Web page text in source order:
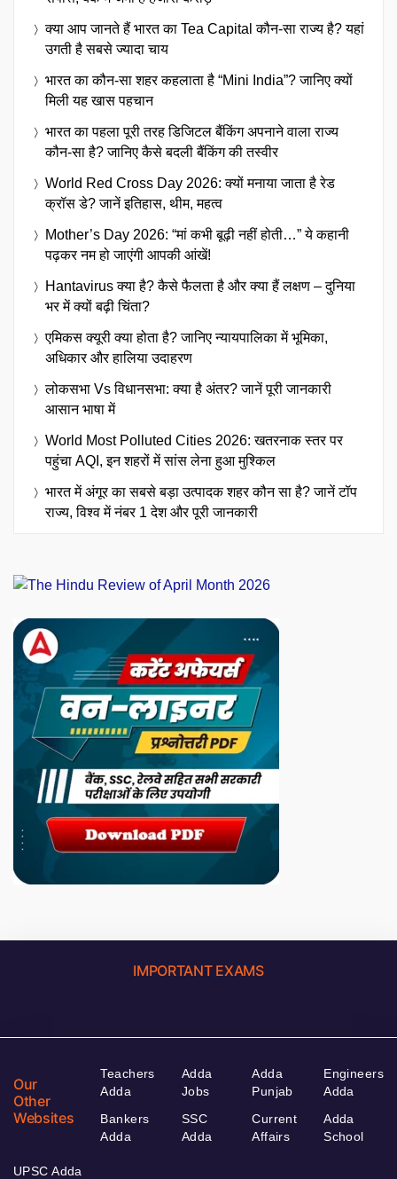
क्या आप जानते हैं भारत का Tea Capital कौन-सा राज्य है? यहां
उगती है सबसे ज्यादा चाय
भारत का कौन-सा शहर कहलाता है “Mini India”? जानिए क्यों
मिली यह खास पहचान
भारत का पहला पूरी तरह डिजिटल बैंकिंग अपनाने वाला राज्य
कौन-सा है? जानिए कैसे बदली बैंकिंग की तस्वीर
World Red Cross Day 2026: क्यों मनाया जाता है रेड
क्रॉस डे? जानें इतिहास, थीम, महत्व
Mother’s Day 2026: “मां कभी बूढ़ी नहीं होती…” ये कहानी
पढ़कर नम हो जाएंगी आपकी आंखें!
Hantavirus क्या है? कैसे फैलता है और क्या हैं लक्षण – दुनिया
भर में क्यों बढ़ी चिंता?
एमिकस क्यूरी क्या होता है? जानिए न्यायपालिका में भूमिका,
अधिकार और हालिया उदाहरण
लोकसभा Vs विधानसभा: क्या है अंतर? जानें पूरी जानकारी
आसान भाषा में
World Most Polluted Cities 2026: खतरनाक स्तर पर
पहुंचा AQI, इन शहरों में सांस लेना हुआ मुश्किल
भारत में अंगूर का सबसे बड़ा उत्पादक शहर कौन सा है? जानें टॉप
राज्य, विश्व में नंबर 1 देश और पूरी जानकारी
IMPORTANT EXAMS
Our
Other
Websites
Teachers
Adda
Bankers
Adda
Adda
Jobs
SSC
Adda
Adda
Punjab
Current
Affairs
Engineers
Adda
Adda
School
UPSC Adda